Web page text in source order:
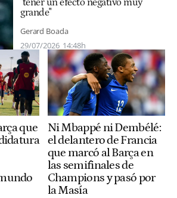
"tener un efecto negativo muy
grande"
Gerard Boada
29/07/2026 14:48h
que
Ni Mbappé ni Dembélé:
el delantero de Francia
que marcó al Barça en
las semifinales de
Champions y pasó por
la Masía